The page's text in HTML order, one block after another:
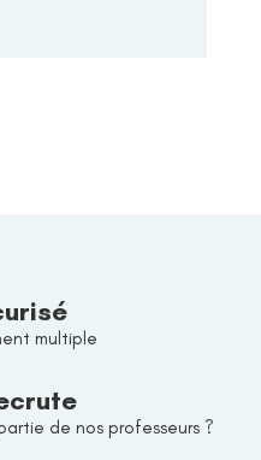
multiple
de nos professeurs ?